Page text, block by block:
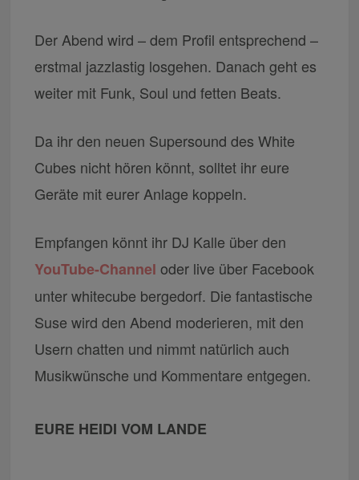
Der Abend wird – dem Profil entsprechend –
erstmal jazzlastig losgehen. Danach geht es
weiter mit Funk, Soul und fetten Beats.
Da ihr den neuen Supersound des White
Cubes nicht hören könnt, solltet ihr eure
Geräte mit eurer Anlage koppeln.
Empfangen könnt ihr DJ Kalle über den
YouTube-Channel oder live über Facebook
unter whitecube bergedorf. Die fantastische
Suse wird den Abend moderieren, mit den
Usern chatten und nimmt natürlich auch
Musikwünsche und Kommentare entgegen.
EURE HEIDI VOM LANDE